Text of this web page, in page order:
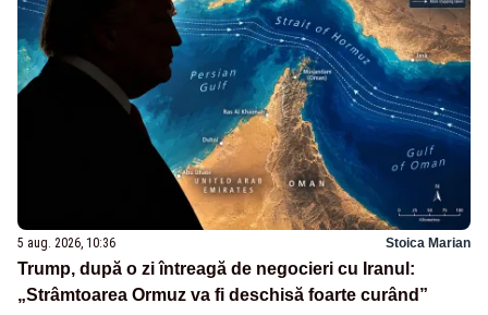
5 aug. 2026, 10:36 Stoica Marian
Trump, după o zi întreagă de negocieri cu Iranul:
„Strâmtoarea Ormuz va fi deschisă foarte curând”